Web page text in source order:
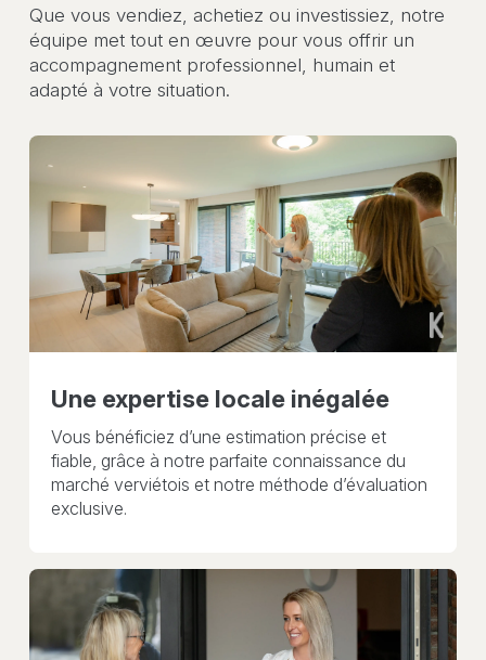
Que vous vendiez, achetiez ou investissiez, notre
équipe met tout en œuvre pour vous offrir un
accompagnement professionnel, humain et
adapté à votre situation.
Une expertise locale inégalée
Vous bénéficiez d’une estimation précise et
fiable, grâce à notre parfaite connaissance du
marché verviétois et notre méthode d’évaluation
exclusive.